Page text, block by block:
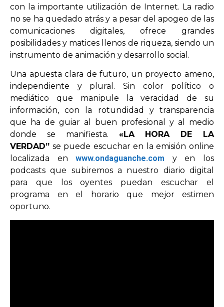
con la importante utilización de Internet. La radio
no se ha quedado atrás y a pesar del apogeo de las
comunicaciones digitales, ofrece grandes
posibilidades y matices llenos de riqueza, siendo un
instrumento de animación y desarrollo social.
Una apuesta clara de futuro, un proyecto ameno,
independiente y plural. Sin color político o
mediático que manipule la veracidad de su
información, con la rotundidad y transparencia
que ha de guiar al buen profesional y al medio
donde se manifiesta. «LA HORA DE LA
VERDAD” se puede escuchar en la emisión online
localizada enwww.ondaguanche.com y en los
podcasts que subiremos a nuestro diario digital
para que los oyentes puedan escuchar el
programa en el horario que mejor estimen
oportuno.